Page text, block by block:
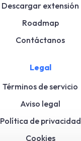
Descargar extensión
Roadmap
Contáctanos
Legal
Términos de servicio
Aviso legal
Política de privacidad
Cookies